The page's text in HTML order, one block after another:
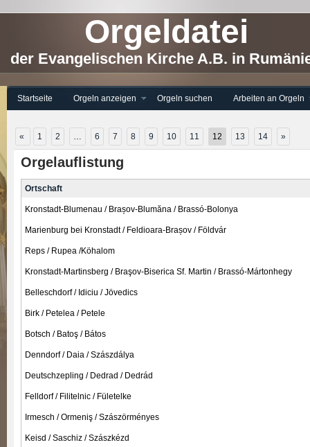
Orgeldatei
der Evangelischen Kirche A.B. in
Startseite Orgeln anzeigen Orgeln suchen Arbeiten an Orgeln
« 1 2 … 6 7 8 9 10 11 12 13 14 »
Orgelauflistung
Ortschaft
Kronstadt-Blumenau / Brașov-Blumăna / Brassó-Bolonya
Marienburg bei Kronstadt / Feldioara-Brașov / Földvár
Reps / Rupea /Köhalom
Kronstadt-Martinsberg / Braşov-Biserica Sf. Martin / Brassó-Mártonhegy
Belleschdorf / Idiciu / Jövedics
Birk / Petelea / Petele
Botsch / Batoş / Bátos
Denndorf / Daia / Szászdálya
Deutschzepling / Dedrad / Dedrád
Felldorf / Filitelnic / Fületelke
Irmesch / Ormeniş / Szászörményes
Keisd / Saschiz / Szászkézd